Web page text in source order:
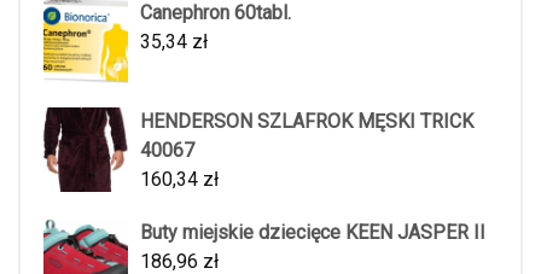
Canephron 60tabl.
35,34 zł
HENDERSON SZLAFROK MĘSKI TRICK
40067
160,34 zł
Buty miejskie dziecięce KEEN JASPER II
186,96 zł